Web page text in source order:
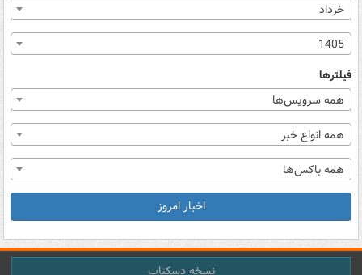
خرداد
1405
فیلترها
همه سرویس‌ها
همه انواع خبر
همه باکس‌ها
اخبار امروز
نسخه دسکتاپ